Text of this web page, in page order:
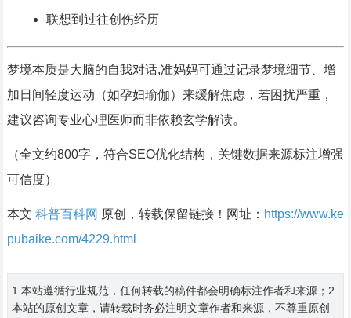
联想到过往创伤经历
梦境本质是大脑的自我对话,准妈妈可通过记录梦境细节、增
加日间轻度运动（如孕妇瑜伽）来缓解焦虑，若困扰严重，
建议咨询专业心理医师而非依赖玄学解读。
（全文约800字，符合SEO优化结构，关键数据来源标注增强
可信度）
本文 科普百科网 原创，转载保留链接！网址： https://www.ke
pubaike.com/4229.html
1.本站遵循行业规范，任何转载的稿件都会明确标注作者和来源；2.
本站的原创文章，请转载时务必注明文章作者和来源，不尊重原创